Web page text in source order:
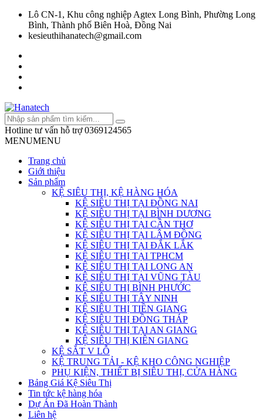
Lô CN-1, Khu công nghiệp Agtex Long Bình, Phường Long
Bình, Thành phố Biên Hoà, Đồng Nai
kesieuthihanatech@gmail.com
Hotline tư vấn hỗ trợ 0369124565
MENUMENU
Trang chủ
Giới thiệu
Sản phẩm
KỆ SIÊU THỊ, KỆ HÀNG HÓA
KỆ SIÊU THỊ TẠI ĐỒNG NAI
KỆ SIÊU THỊ TẠI BÌNH DƯƠNG
KỆ SIÊU THỊ TẠI CẦN THƠ
KỆ SIÊU THỊ TẠI LÂM ĐỒNG
KỆ SIÊU THỊ TẠI ĐẮK LẮK
KỆ SIÊU THỊ TẠI TPHCM
KỆ SIÊU THỊ TẠI LONG AN
KỆ SIÊU THỊ TẠI VŨNG TÀU
KỆ SIÊU THỊ BÌNH PHƯỚC
KỆ SIÊU THỊ TÂY NINH
KỆ SIÊU THỊ TIỀN GIANG
KỆ SIÊU THỊ ĐỒNG THÁP
KỆ SIÊU THỊ TẠI AN GIANG
KỆ SIÊU THỊ KIÊN GIANG
KỆ SẮT V LỖ
KỆ TRUNG TẢI - KỆ KHO CÔNG NGHIỆP
PHỤ KIỆN, THIẾT BỊ SIÊU THỊ, CỬA HÀNG
Bảng Giá Kệ Siêu Thị
Tin tức kệ hàng hóa
Dự Án Đã Hoàn Thành
Liên hệ